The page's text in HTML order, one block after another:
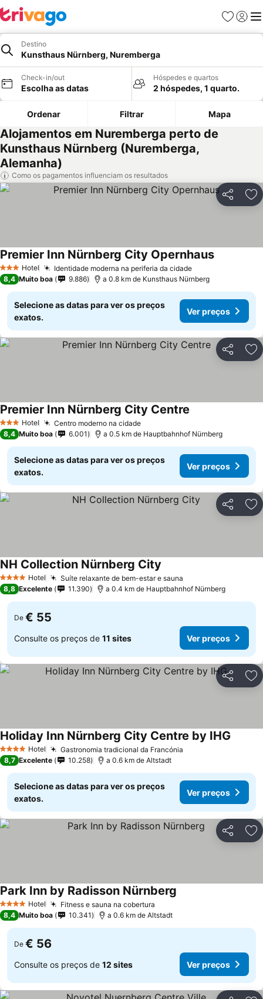
Favoritos
Iniciar
Destino
Kunsthaus Nürnberg, Nuremberga
Check-in/out
Escolha as datas
Hóspedes e quartos
2 hóspedes, 1 quarto.
Ordenar Filtrar Mapa
Alojamentos em Nuremberga perto de
Kunsthaus Nürnberg (Nuremberga,
Alemanha)
Como os pagamentos influenciam os resultados
Partilhar
3 EstrelasHotel Identidade moderna na periferia da cidadeVer preços
Premier Inn Nürnberg City OpernhausVer preços
8,4 Muito boa 9.886 a 0.8 km de Kunsthaus Nürnberg
Selecione as datas para ver os preços
exatos.
Ver preços
Partilhar
3 EstrelasHotel Centro moderno na cidadeVer preços
Premier Inn Nürnberg City Centre
8,4 Muito boa 6.001 a 0.5 km de Hauptbahnhof Nürnberg
Selecione as datas para ver os preços
exatos.
Ver preços
Partilhar
4 EstrelasHotel Suíte relaxante de bem-estar e sauna
NH Collection Nürnberg City
8,8 Excelente 11.390 a 0.4 km de Hauptbahnhof Nürnberg
De € 55
Consulte os preços de 11 sites Ver preços
Partilhar
4 EstrelasHotel Gastronomia tradicional da Francónia
Holiday Inn Nürnberg City Centre by IHG
8,7 Excelente 10.258 a 0.6 km de Altstadt
Selecione as datas para ver os preços
exatos.
Ver preços
Partilhar
4 EstrelasHotel Fitness e sauna na cobertura
Park Inn by Radisson Nürnberg
8,4 Muito boa 10.341 a 0.6 km de Altstadt
De € 56
Consulte os preços de 12 sites Ver preços